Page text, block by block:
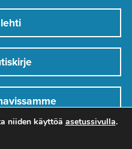
niiden käyttöä asetussivulla.